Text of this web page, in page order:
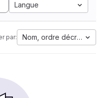
Langue
par: Nom, ordre décroissant